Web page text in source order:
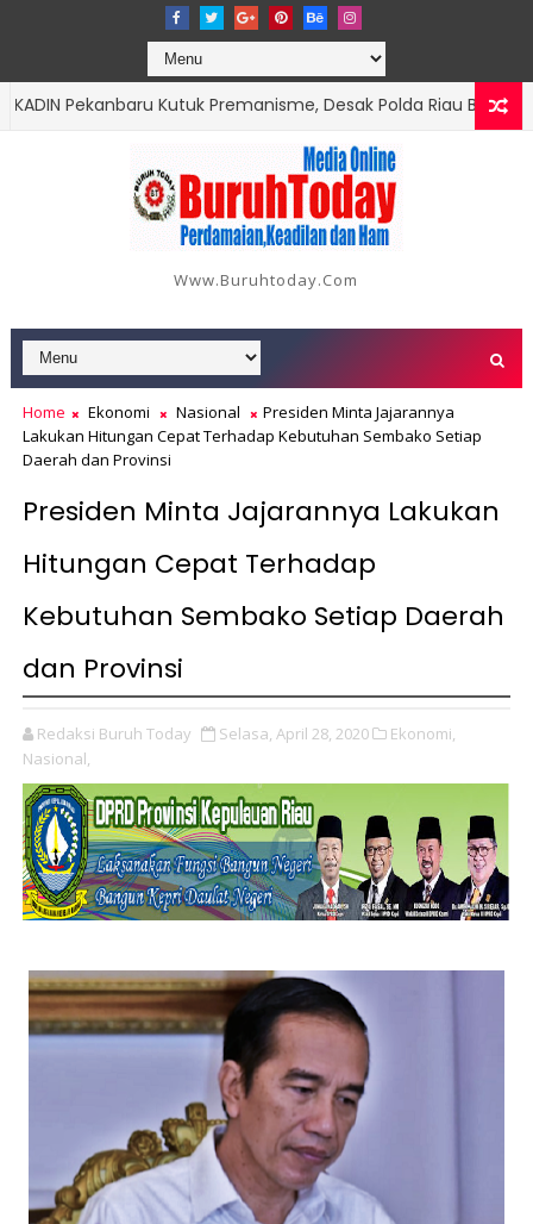
Pekanbaru Kutuk Premanisme, Desak Polda Riau Beri
Pengusaha Tersangka Perusak Mangrove Sagulung
Www.buruhtoday.com
Home Ekonomi Nasional
Presiden Minta Jajarannya
Lakukan Hitungan Cepat Terhadap Kebutuhan Sembako Setiap
Daerah dan Provinsi
Presiden Minta Jajarannya Lakukan
Hitungan Cepat Terhadap
Kebutuhan Sembako Setiap Daerah
dan Provinsi
Redaksi Buruh Today Selasa, April 28, 2020
Ekonomi,
Nasional,